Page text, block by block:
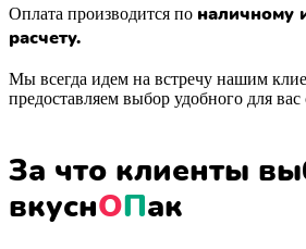
Оплата производится по наличному
расчету.
Мы всегда идем на встречу нашим
предоставляем выбор удобного для
За что клиенты
вкуснОПак